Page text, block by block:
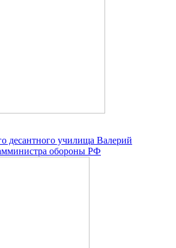
десантного училища Валерий
обороны РФ